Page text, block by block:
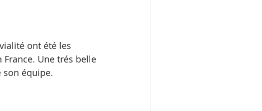
ont été les
Une trés belle
son équipe.